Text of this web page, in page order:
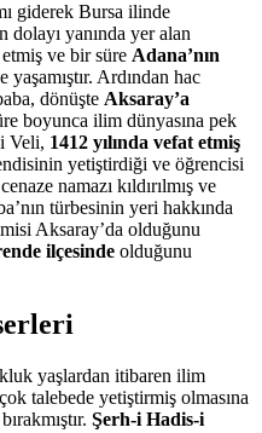
giderek Bursa ilinde
dolayı yanında yer alan
ve bir süre Adana’nın
Ardından hac
dönüşte Aksaray’a
boyunca ilim dünyasına pek
Veli, 1412 yılında vefat etmiş
yetiştirdiği ve öğrencisi
namazı kıldırılmış ve
türbesinin yeri hakkında
Aksaray’da olduğunu
ilçesinde olduğunu
yaşlardan itibaren ilim
talebede yetiştirmiş olmasına
Şerh-i Hadis-i